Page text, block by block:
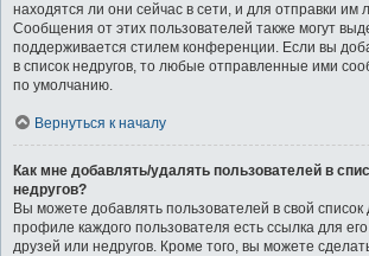
находятся ли они сейчас в сети, и для отправки
Сообщения от этих пользователей также могут
поддерживается стилем конференции. Если вы
в список недругов, то любые отправленные ими
по умолчанию.
Вернуться к началу
Как мне добавлять/удалять пользователей в
недругов?
Вы можете добавлять пользователей в свой
профиле каждого пользователя есть ссылка для
друзей или недругов. Кроме того, вы можете